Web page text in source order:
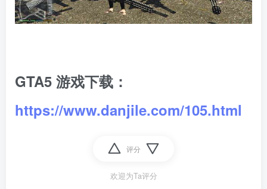
GTA5 游戏下载：
https://www.danjile.com/105.html
评分
欢迎为Ta评分